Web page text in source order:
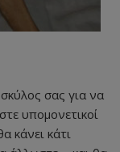
σας για να
υπομονετικοί
κάνει κάτι